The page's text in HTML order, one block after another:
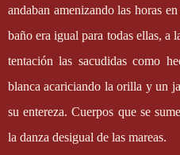
andaban amenizando las horas
baño era igual para todas ellas, a
tentación las sacudidas como
blanca acariciando la orilla y un
su entereza. Cuerpos que se
la danza desigual de las mareas.